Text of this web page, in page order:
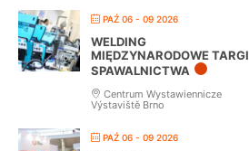
PAŹ 06 - 09 2026
WELDING
MIĘDZYNARODOWE TARGI
SPAWALNICTWA
Centrum Wystawiennicze
Výstaviště Brno
PAŹ 06 - 09 2026